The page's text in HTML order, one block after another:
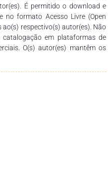
É permitido o download e
no formato Acesso Livre (Open
respectivo(s) autor(es). Não
em plataformas de
O(s) autor(es) mantêm os